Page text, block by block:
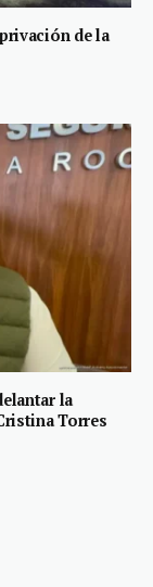
de la
la
Torres